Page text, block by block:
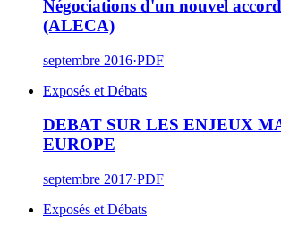
Négociations d'un nouvel
(ALECA)
septembre 2016·PDF
Exposés et Débats
DEBAT SUR LES ENJEUX
EUROPE
septembre 2017·PDF
Exposés et Débats